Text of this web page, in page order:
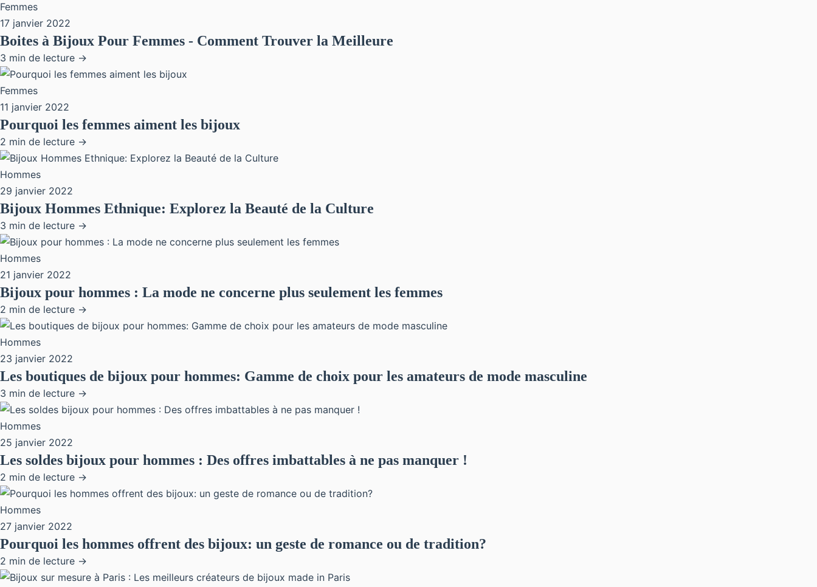
Femmes
17 janvier 2022
Boites à Bijoux Pour Femmes - Comment Trouver la Meilleure
3 min de lecture →
Femmes
11 janvier 2022
Pourquoi les femmes aiment les bijoux
2 min de lecture →
Hommes
29 janvier 2022
Bijoux Hommes Ethnique: Explorez la Beauté de la Culture
3 min de lecture →
Hommes
21 janvier 2022
Bijoux pour hommes : La mode ne concerne plus seulement les femmes
2 min de lecture →
Hommes
23 janvier 2022
Les boutiques de bijoux pour hommes: Gamme de choix pour les amateurs de mode masculine
3 min de lecture →
Hommes
25 janvier 2022
Les soldes bijoux pour hommes : Des offres imbattables à ne pas manquer !
2 min de lecture →
Hommes
27 janvier 2022
Pourquoi les hommes offrent des bijoux: un geste de romance ou de tradition?
2 min de lecture →